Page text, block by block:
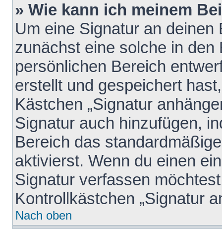
» Wie kann ich meinem
Um eine Signatur an
zunächst eine solche in den
persönlichen Bereich
erstellt und gespeichert
Kästchen „Signatur
Signatur auch hinzufügen,
Bereich das
aktivierst. Wenn du einen
Signatur verfassen
Kontrollkästchen „Signatur
Nach oben